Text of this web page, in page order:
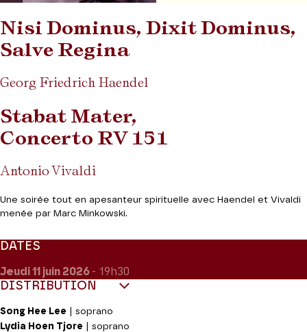
Nisi Dominus, Dixit Dominus,
Salve Regina
Georg Friedrich Haendel
Stabat Mater,
Concerto RV 151
Antonio Vivaldi
Une soirée tout en apesanteur spirituelle avec Haendel et Vivaldi
menée par Marc Minkowski.
DATES
Jeudi 11 juin 2026 - 19h30
DISTRIBUTION
Song Hee Lee | soprano
Lydia Hoen Tjore | soprano